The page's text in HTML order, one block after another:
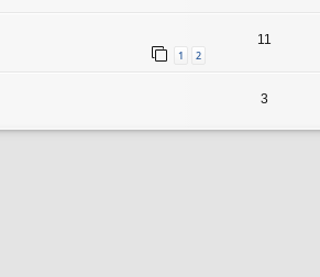
1 2
11
3